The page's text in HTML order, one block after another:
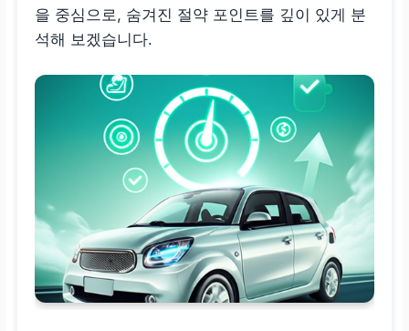
을 중심으로, 숨겨진 절약 포인트를 깊이 있게 분
석해 보겠습니다.